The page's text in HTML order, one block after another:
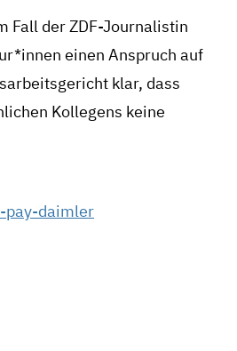
Fall der ZDF-Journalistin
einen Anspruch auf
klar, dass
Kollegens keine
pay-daimler